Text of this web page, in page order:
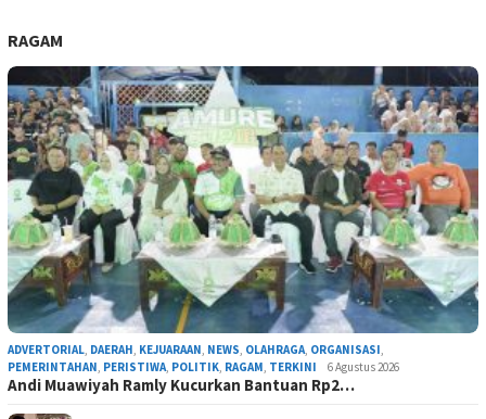
RAGAM
ADVERTORIAL, DAERAH, KEJUARAAN, NEWS, OLAHRAGA, ORGANISASI,
PEMERINTAHAN, PERISTIWA, POLITIK, RAGAM, TERKINI 6 Agustus 2026
Andi Muawiyah Ramly Kucurkan Bantuan Rp2…